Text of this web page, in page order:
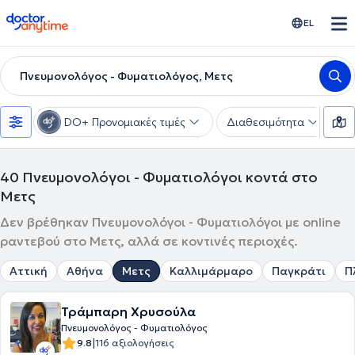
doctoranytime EL
Πνευμονολόγος - Φυματιολόγος, Μετς
DO+ Προνομιακές τιμές Διαθεσιμότητα
40 Πνευμονολόγοι - Φυματιολόγοι κοντά στο
Μετς
Δεν βρέθηκαν Πνευμονολόγοι - Φυματιολόγοι με online
ραντεβού στο Μετς, αλλά σε κοντινές περιοχές.
Αττική Αθήνα Μετς Καλλιμάρμαρο Παγκράτι
Τράμπαρη Χρυσούλα
Πνευμονολόγος - Φυματιολόγος
9.8|116 αξιολογήσεις